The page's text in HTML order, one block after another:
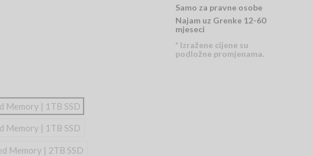
Memory | 1TB SSD
Memory | 1TB SSD
Memory | 2TB SSD
Samo za pravne osobe
Najam uz Grenke 12-60
mjeseci
* Izražene cijene su
podložne promjenama.